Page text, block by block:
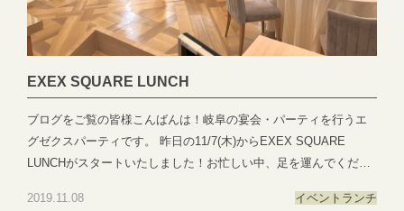
お問い合わせhttps://exexparty.jp/contact/▼各会場へのアクセス
https://exexparty.jp/access/
●―○―●―○―●―○―●―○―●―○―●―○―●―○―●
EXEX SQUARE LUNCH
ブログをご覧の皆様こんばんは！岐阜の宴会・パーティを行うエ
グゼクスパーティです。 昨日の11/7(木)からEXEX SQUARE
LUNCHがスタートいたしました！お忙しい中、足を運んでくださ
ランチを開催し、皆様にお庭をご覧いただきながら、ゆったりと
2019.11.08 イベント ランチ